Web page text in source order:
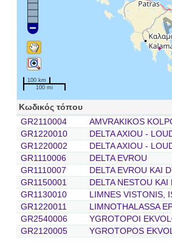
100 km
100 mi
Κωδικός τόπου
GR2110004
AMVRAKIKOS
GR1220010
DELTA AXIOU -
GR1220002
DELTA AXIOU -
GR1110006
DELTA EVROU
GR1110007
DELTA EVROU KAI
GR1150001
DELTA NESTOU
GR1130010
LIMNES VISTONIS,
GR1220011
LIMNOTHALASSA
GR2540006
YGROTOPOI
GR2120005
YGROTOPOS